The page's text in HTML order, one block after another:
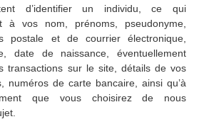
d’identifier un individu, ce qui
à vos nom, prénoms, pseudonyme,
postale et de courrier électronique,
date de naissance, éventuellement
transactions sur le site, détails de vos
numéros de carte bancaire, ainsi qu’à
que vous choisirez de nous